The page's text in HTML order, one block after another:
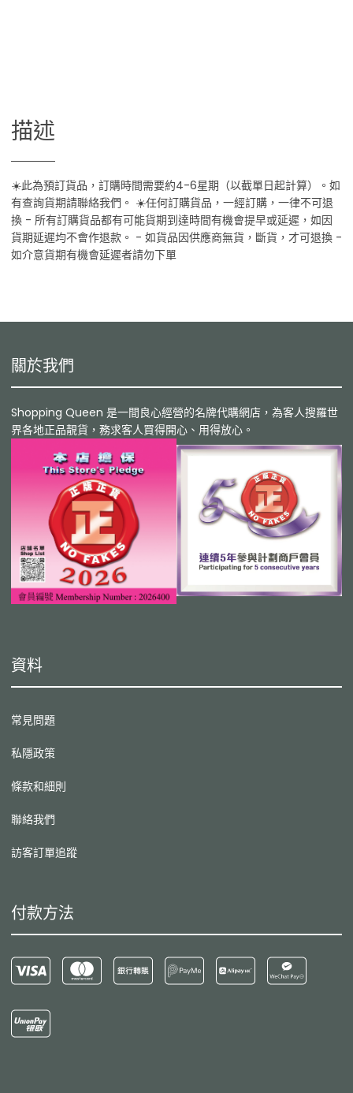
描述
☀️此為預訂貨品，訂購時間需要約4-6星期（以截單日起計算）。如
有查詢貨期請聯絡我們。 ☀️任何訂購貨品，一經訂購，一律不可退
換 - 所有訂購貨品都有可能貨期到達時間有機會提早或延遲，如因
貨期延遲均不會作退款。 - 如貨品因供應商無貨，斷貨，才可退換 -
如介意貨期有機會延遲者請勿下單
關於我們
Shopping Queen 是一間良心經營的名牌代購網店，為客人搜羅世
界各地正品靚貨，務求客人買得開心、用得放心。
資料
常見問題
私隱政策
條款和細則
聯絡我們
訪客訂單追蹤
付款方法